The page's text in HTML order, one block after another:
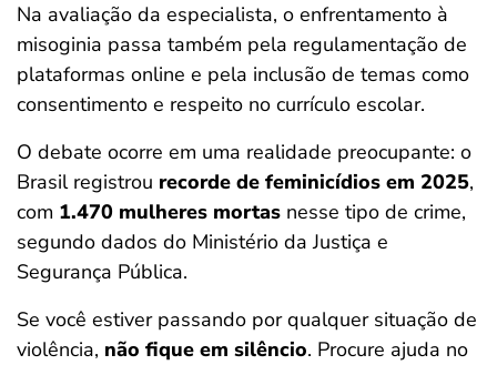
Na avaliação da especialista, o enfrentamento à
misoginia passa também pela regulamentação de
plataformas online e pela inclusão de temas como
consentimento e respeito no currículo escolar.
O debate ocorre em uma realidade preocupante: o
Brasil registrou recorde de feminicídios em 2025,
com 1.470 mulheres mortas nesse tipo de crime,
segundo dados do Ministério da Justiça e
Segurança Pública.
Se você estiver passando por qualquer situação de
violência, não fique em silêncio. Procure ajuda no